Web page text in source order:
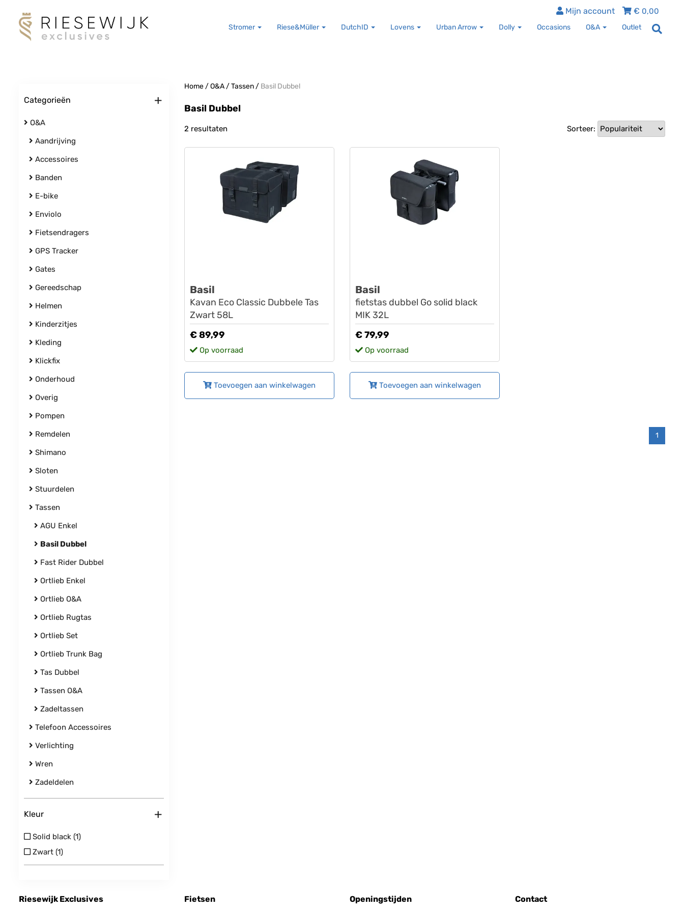
€ 0,00
Mijn account
Stromer Riese&Müller DutchID Lovens Urban Arrow Dolly Occasions O&A Outlet
Categorieën +
O&A
Aandrijving
Accessoires
Banden
E-bike
Enviolo
Fietsendragers
GPS Tracker
Gates
Gereedschap
Helmen
Kinderzitjes
Kleding
Klickfix
Onderhoud
Overig
Pompen
Remdelen
Shimano
Sloten
Stuurdelen
Tassen
AGU Enkel
Basil Dubbel
Fast Rider Dubbel
Ortlieb Enkel
Ortlieb O&A
Ortlieb Rugtas
Ortlieb Set
Ortlieb Trunk Bag
Tas Dubbel
Tassen O&A
Zadeltassen
Telefoon Accessoires
Verlichting
Wren
Zadeldelen
Kleur +
Solid black (1)
Zwart (1)
Home/O&A/Tassen/ Basil Dubbel
Basil Dubbel
2 resultaten Sorteer:
Basil
Kavan Eco Classic Dubbele Tas
Zwart 58L
€ 89,99
Op voorraad
Toevoegen aan winkelwagen
Basil
fietstas dubbel Go solid black
MIK 32L
€ 79,99
Op voorraad
Toevoegen aan winkelwagen
1
Riesewijk Exclusives Fietsen Openingstijden Contact